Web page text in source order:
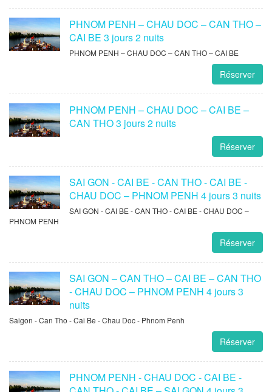
PHNOM PENH – CHAU DOC – CAN THO –
CAI BE 3 jours 2 nuits
PHNOM PENH – CHAU DOC – CAN THO – CAI BE
Réserver
PHNOM PENH – CHAU DOC – CAI BE –
CAN THO 3 jours 2 nuits
Réserver
SAI GON - CAI BE - CAN THO - CAI BE -
CHAU DOC – PHNOM PENH 4 jours 3 nuits
SAI GON - CAI BE - CAN THO - CAI BE - CHAU DOC –
PHNOM PENH
Réserver
SAI GON – CAN THO – CAI BE – CAN THO
- CHAU DOC – PHNOM PENH 4 jours 3
nuits
Saigon - Can Tho - Cai Be - Chau Doc - Phnom Penh
Réserver
PHNOM PENH - CHAU DOC - CAI BE -